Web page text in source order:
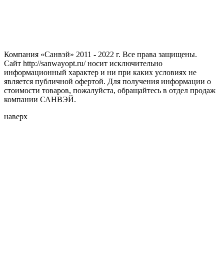
Компания «Санвэй» 2011 - 2022 г. Все права защищены.
Сайт http://sanwayopt.ru/ носит исключительно
информационный характер и ни при каких условиях не
является публичной офертой. Для получения информации о
стоимости товаров, пожалуйста, обращайтесь в отдел продаж
компании САНВЭЙ.
наверх